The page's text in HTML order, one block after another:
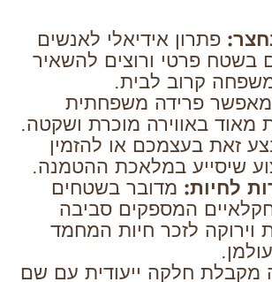
פתרון אידיאלי לאנשים
בשטח פרטי ורוצים להשאיר
קרוב לבית.
פרידה משפחתית
מאוד באווירה מוכרת ושקטה.
זאת בעצמכם או להזמין
שיסייע במלאכת ההטמנה.
לחיות: מדובר בשטחים
המספקים סביבה
וירוקה לזכר חיות המחמד
חלקה ייעודית עם שם